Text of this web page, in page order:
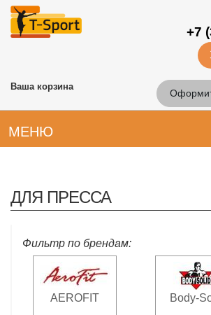
+7
Ваша корзина
МЕНЮ
ДЛЯ ПРЕССА
Фильтр по брендам:
AEROFIT Body-